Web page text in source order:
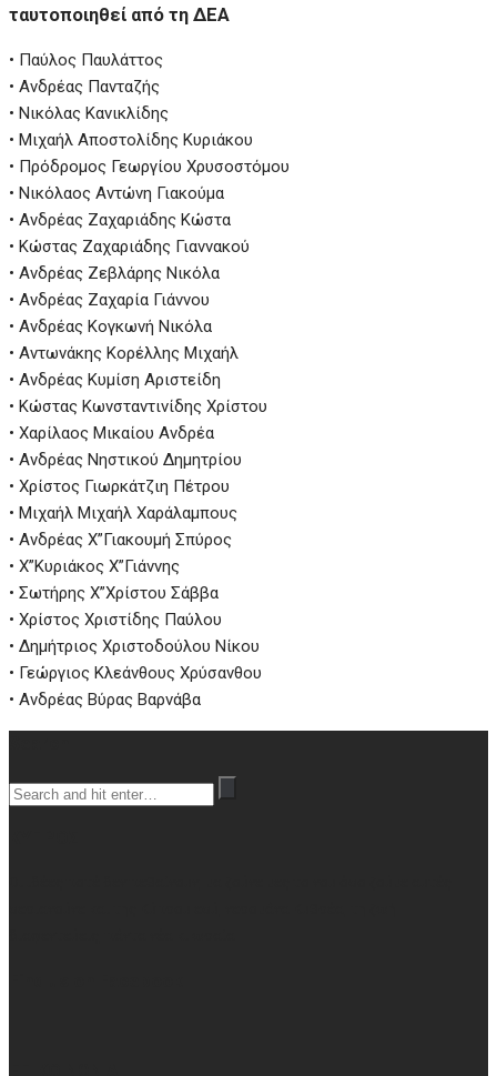
ταυτοποιηθεί από τη ΔΕΑ
• Παύλος Παυλάττος
• Ανδρέας Πανταζής
• Νικόλας Κανικλίδης
• Μιχαήλ Αποστολίδης Κυριάκου
• Πρόδρομος Γεωργίου Χρυσοστόμου
• Νικόλαος Αντώνη Γιακούμα
• Ανδρέας Ζαχαριάδης Κώστα
• Κώστας Ζαχαριάδης Γιαννακού
• Ανδρέας Ζεβλάρης Νικόλα
• Ανδρέας Ζαχαρία Γιάννου
• Ανδρέας Κογκωνή Νικόλα
• Αντωνάκης Κορέλλης Μιχαήλ
• Ανδρέας Κυμίση Αριστείδη
• Κώστας Κωνσταντινίδης Χρίστου
• Χαρίλαος Μικαίου Ανδρέα
• Ανδρέας Νηστικού Δημητρίου
• Χρίστος Γιωρκάτζιη Πέτρου
• Μιχαήλ Μιχαήλ Χαράλαμπους
• Ανδρέας Χ”Γιακουμή Σπύρος
• Χ”Κυριάκος Χ”Γιάννης
• Σωτήρης Χ”Χρίστου Σάββα
• Χρίστος Χριστίδης Παύλου
• Δημήτριος Χριστοδούλου Νίκου
• Γεώργιος Κλεάνθους Χρύσανθου
• Ανδρέας Βύρας Βαρνάβα